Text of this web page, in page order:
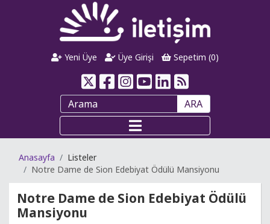
Yeni Üye Üye Girişi Sepetim (0)
ARA
Anasayfa
Listeler
Notre Dame de Sion Edebiyat Ödülü Mansiyonu
Notre Dame de Sion Edebiyat Ödülü
Mansiyonu